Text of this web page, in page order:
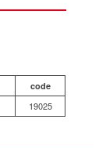
code
19025